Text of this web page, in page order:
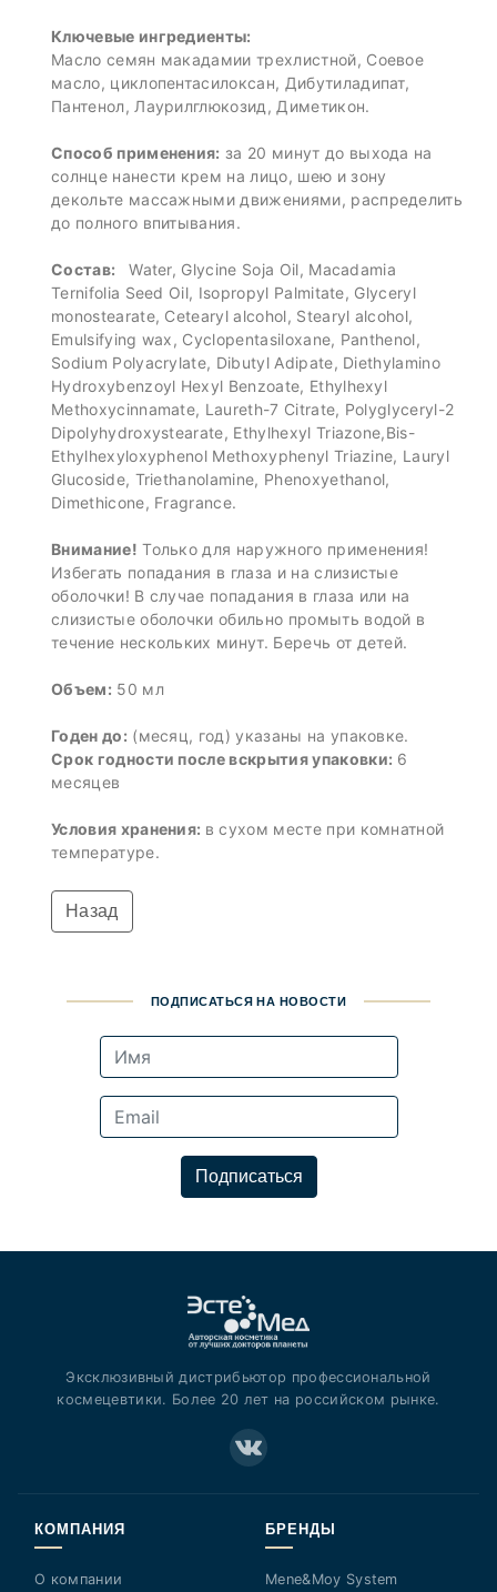
Ключевые ингредиенты:
Масло семян макадамии трехлистной, Соевое
масло, циклопентасилоксан, Дибутиладипат,
Пантенол, Лаурилглюкозид, Диметикон.
Способ применения: за 20 минут до выхода на
солнце нанести крем на лицо, шею и зону
декольте массажными движениями, распределить
до полного впитывания.
Состав:
Water, Glycine Soja Oil, Macadamia
Ternifolia Seed Oil, Isopropyl Palmitate, Glyceryl
monostearate, Cetearyl alcohol, Stearyl alcohol,
Emulsifying wax, Cyclopentasiloxane, Panthenol,
Sodium Polyacrylate, Dibutyl Adipate, Diethylamino
Hydroxybenzoyl Hexyl Benzoate, Ethylhexyl
Methoxycinnamate, Laureth-7 Citrate, Polyglyceryl-2
Dipolyhydroxystearate, Ethylhexyl Triazone,Bis-
Ethylhexyloxyphenol Methoxyphenyl Triazine, Lauryl
Glucoside, Triethanolamine, Phenoxyethanol,
Dimethicone, Fragrance.
Внимание! Только для наружного применения!
Избегать попадания в глаза и на слизистые
оболочки! В случае попадания в глаза или на
слизистые оболочки обильно промыть водой в
течение нескольких минут. Беречь от детей.
Объем: 50 мл
Годен до: (месяц, год) указаны на упаковке.
Срок годности после вскрытия упаковки: 6
месяцев
Условия хранения: в сухом месте при комнатной
температуре.
Назад
ПОДПИСАТЬСЯ НА НОВОСТИ
Подписаться
Эксклюзивный дистрибьютор профессиональной
космецевтики. Более 20 лет на российском рынке.
КОМПАНИЯ
О компании
БРЕНДЫ
Mene&Moy System